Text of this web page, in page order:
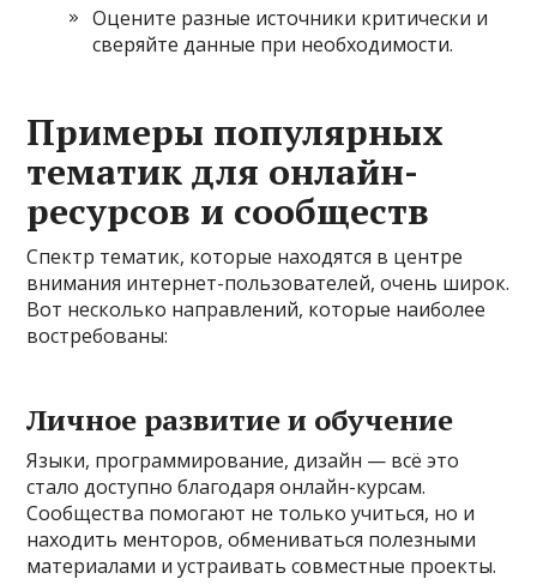
Оцените разные источники критически и
сверяйте данные при необходимости.
Примеры популярных
тематик для онлайн-
ресурсов и сообществ
Спектр тематик, которые находятся в центре
внимания интернет-пользователей, очень широк.
Вот несколько направлений, которые наиболее
востребованы:
Личное развитие и обучение
Языки, программирование, дизайн — всё это
стало доступно благодаря онлайн-курсам.
Сообщества помогают не только учиться, но и
находить менторов, обмениваться полезными
материалами и устраивать совместные проекты.